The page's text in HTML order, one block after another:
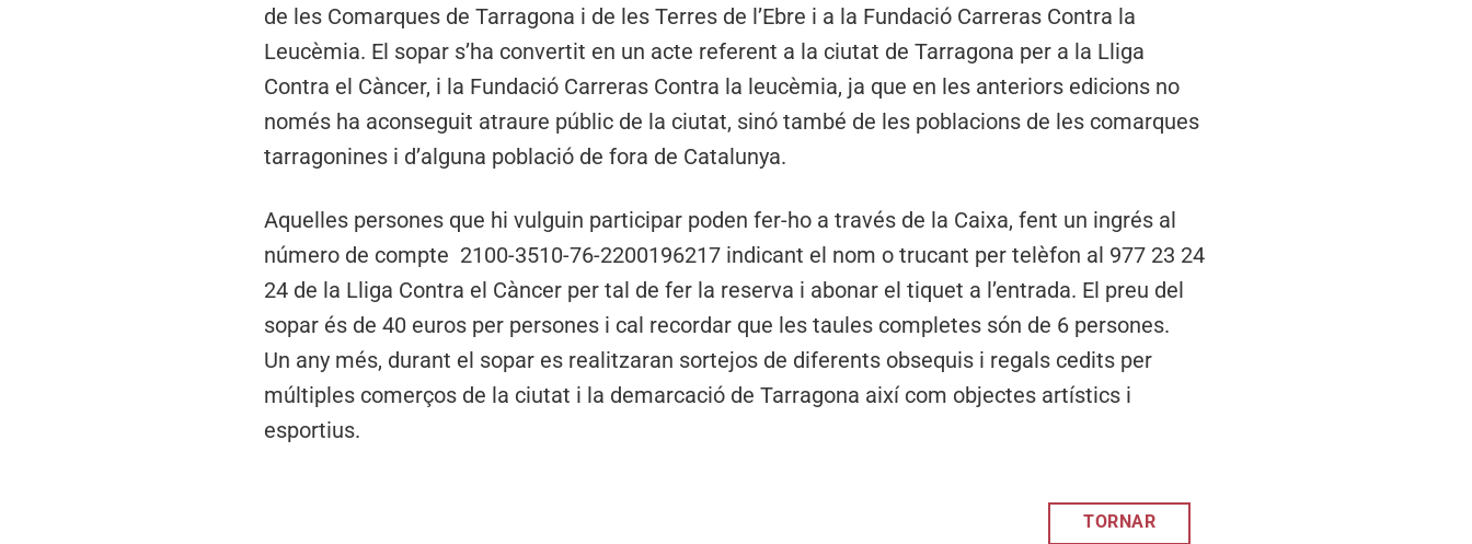
de les Comarques de Tarragona i de les Terres de l’Ebre i a la Fundació Carreras Contra la
Leucèmia. El sopar s’ha convertit en un acte referent a la ciutat de Tarragona per a la Lliga
Contra el Càncer, i la Fundació Carreras Contra la leucèmia, ja que en les anteriors edicions no
només ha aconseguit atraure públic de la ciutat, sinó també de les poblacions de les comarques
tarragonines i d’alguna població de fora de Catalunya.
Aquelles persones que hi vulguin participar poden fer-ho a través de la Caixa, fent un ingrés al
número de compte 2100-3510-76-2200196217 indicant el nom o trucant per telèfon al 977 23 24
24 de la Lliga Contra el Càncer per tal de fer la reserva i abonar el tiquet a l’entrada. El preu del
sopar és de 40 euros per persones i cal recordar que les taules completes són de 6 persones.
Un any més, durant el sopar es realitzaran sortejos de diferents obsequis i regals cedits per
múltiples comerços de la ciutat i la demarcació de Tarragona així com objectes artístics i
esportius.
TORNAR